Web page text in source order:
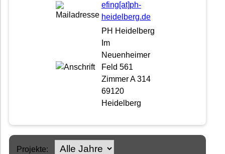
efing[at]ph-
heidelberg.de
PH Heidelberg
Im
Neuenheimer
Feld 561
Zimmer A 314
69120
Heidelberg
Projekte: